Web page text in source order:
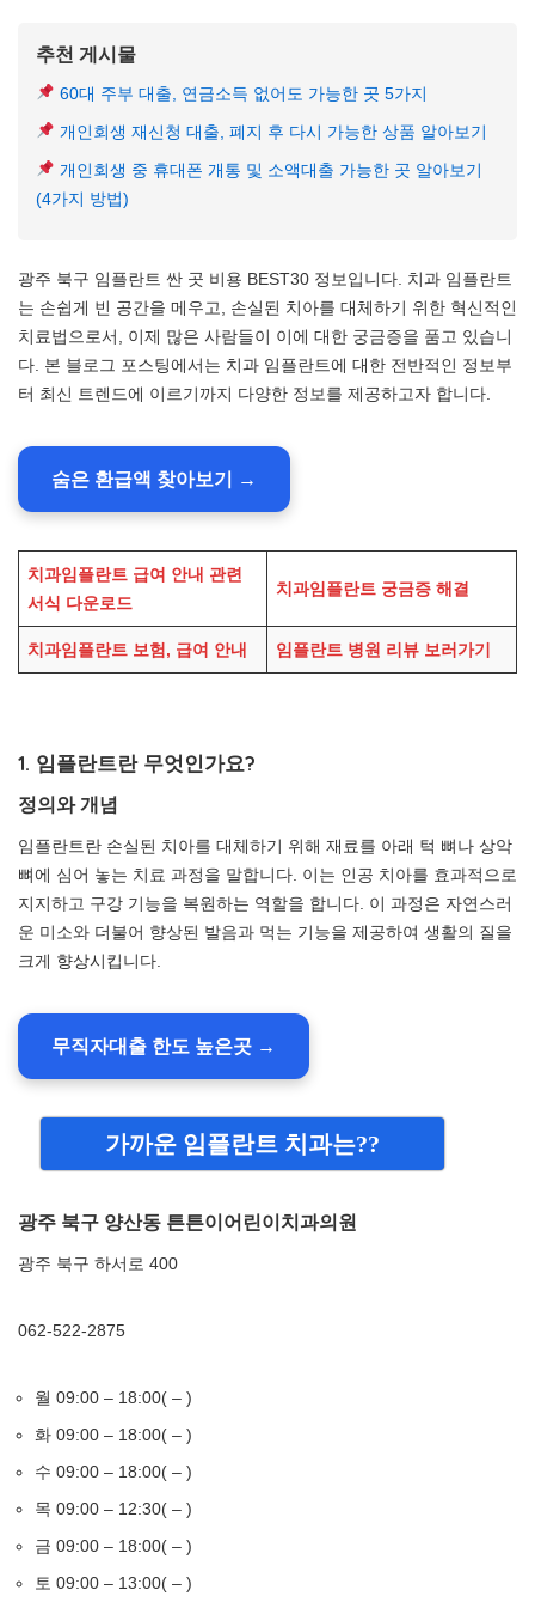
추천 게시물
60대 주부 대출, 연금소득 없어도 가능한 곳 5가지
개인회생 재신청 대출, 폐지 후 다시 가능한 상품 알아보기
개인회생 중 휴대폰 개통 및 소액대출 가능한 곳 알아보기
(4가지 방법)
광주 북구 임플란트 싼 곳 비용 BEST30 정보입니다. 치과 임플란트
는 손쉽게 빈 공간을 메우고, 손실된 치아를 대체하기 위한 혁신적인
치료법으로서, 이제 많은 사람들이 이에 대한 궁금증을 품고 있습니
다. 본 블로그 포스팅에서는 치과 임플란트에 대한 전반적인 정보부
터 최신 트렌드에 이르기까지 다양한 정보를 제공하고자 합니다.
숨은 환급액 찾아보기 →
치과임플란트 급여 안내 관련
서식 다운로드
치과임플란트 궁금증 해결
치과임플란트 보험, 급여 안내 임플란트 병원 리뷰 보러가기
1. 임플란트란 무엇인가요?
정의와 개념
임플란트란 손실된 치아를 대체하기 위해 재료를 아래 턱 뼈나 상악
뼈에 심어 놓는 치료 과정을 말합니다. 이는 인공 치아를 효과적으로
지지하고 구강 기능을 복원하는 역할을 합니다. 이 과정은 자연스러
운 미소와 더불어 향상된 발음과 먹는 기능을 제공하여 생활의 질을
크게 향상시킵니다.
무직자대출 한도 높은곳 →
가까운 임플란트 치과는??
광주 북구 양산동 튼튼이어린이치과의원
광주 북구 하서로 400
062-522-2875
월 09:00 – 18:00( – )
화 09:00 – 18:00( – )
수 09:00 – 18:00( – )
목 09:00 – 12:30( – )
금 09:00 – 18:00( – )
토 09:00 – 13:00( – )